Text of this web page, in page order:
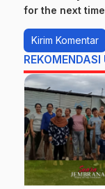
for the next